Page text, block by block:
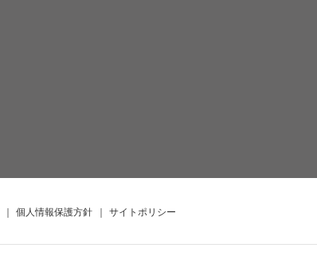
｜ 個人情報保護方針 ｜ サイトポリシー